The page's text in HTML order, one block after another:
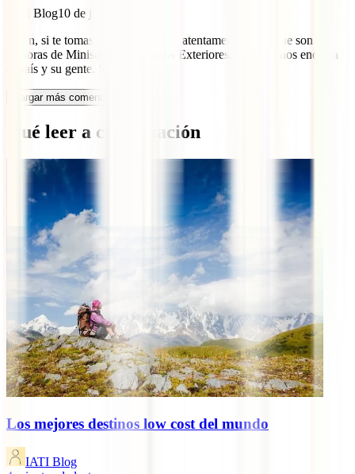
IATI Blog10 de junio de 2024
Esvin, si te tomas el tiempo de leer atentamente verás que son las
palabras de Ministerio de Asuntos Exteriores. En IATI nos encanta
el país y su gente. Saludos.
Cargar más comentarios
Qué leer a continuación
Los mejores destinos low cost del mundo
IATI Blog